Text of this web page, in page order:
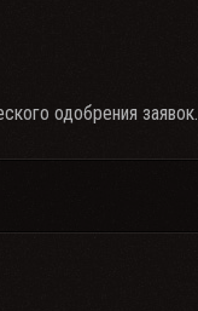
одобрения заявок.